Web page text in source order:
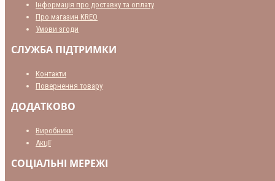
Інформація про доставку та оплату
Про магазин KREO
Умови згоди
СЛУЖБА ПІДТРИМКИ
Контакти
Повернення товару
ДОДАТКОВО
Виробники
Акції
СОЦІАЛЬНІ МЕРЕЖІ